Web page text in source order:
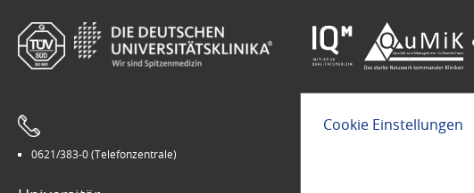
0621/383-0 (Telefonzentrale)
Cookie Einstellungen